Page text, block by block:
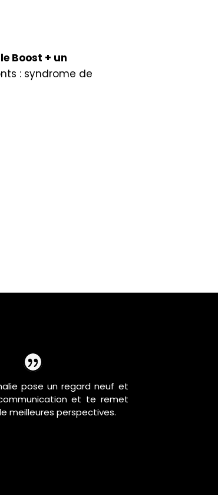
Boost + un
: syndrome de
pose un regard neuf et
et te remet
meilleures perspectives.